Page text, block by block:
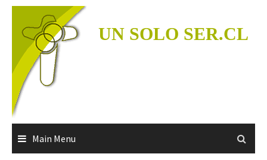
Skip
content
UN SOLO SER.CL
Main Menu